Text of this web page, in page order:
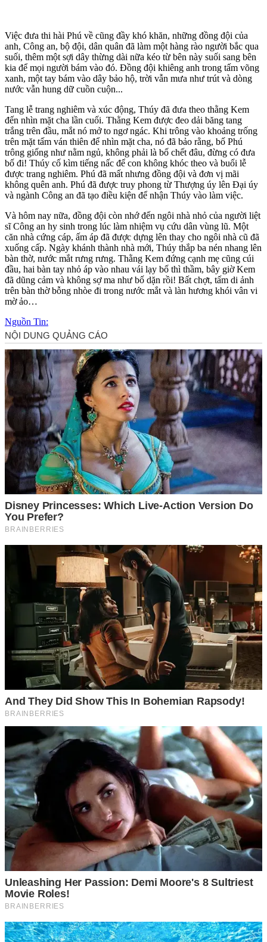
Việc đưa th‌i hà‌i Phú về cũng đầy khó khăn, những đồng đội của
anh, Công an, bộ đội, dân quân đã làm một hàng rào người bắc qua
suối, thêm một sợi dây thừng dài nữa kéo từ bên này suối sang bên
kia để mọi người bám vào đó. Đồng đội khiêng anh trong tấm võng
xanh, một tay bám vào dây bảo hộ, trời vẫn mưa như trút và dòng
nước vẫn hung dữ cuồn cuộn...
Tang lễ trang nghiêm và xúc động, Thúy đã đưa theo thằng Kem
đến nhìn mặt cha lần cuối. Thằng Kem được đeo dải băng tang
trắng trên đầu, mắt nó mở to ngơ ngác. Khi trông vào khoảng trống
trên mặt tấm ván thiên để nhìn mặt cha, nó đã bảo rằng, bố Phú
trông giống như nằm ngủ, không phải là bố chết đâu, đừng có đưa
bố đi! Thúy cố kìm tiếng nấc để con không khóc theo và buổi lễ
được trang nghiêm. Phú đã mất nhưng đồng đội và đơn vị mãi
không quên anh. Phú đã được truy phong từ Thượng úy lên Đại úy
và ngành Công an đã tạo điều kiện để nhận Thúy vào làm việc.
Và hôm nay nữa, đồng đội còn nhớ đến ngôi nhà nhỏ của người liệt
sĩ Công an hy sinh trong lúc làm nhiệm vụ cứu dân vùng lũ. Một
căn nhà cứng cáp, ấm áp đã được dựng lên thay cho ngôi nhà cũ đã
xuống cấp. Ngày khánh thành nhà mới, Thúy thắp ba nén nhang lên
bàn thờ, nước mắt rưng rưng. Thằng Kem đứng cạnh mẹ cũng cúi
đầu, hai bàn tay nhỏ áp vào nhau vái lạy bố thì thầm, bây giờ Kem
đã dũng cảm và không sợ ma như bố dặn rồi! Bất chợt, tấm di ảnh
trên bàn thờ bỗng nhòe đi trong nước mắt và làn hương khói vân vi
mờ ảo…
Nguồn Tin: